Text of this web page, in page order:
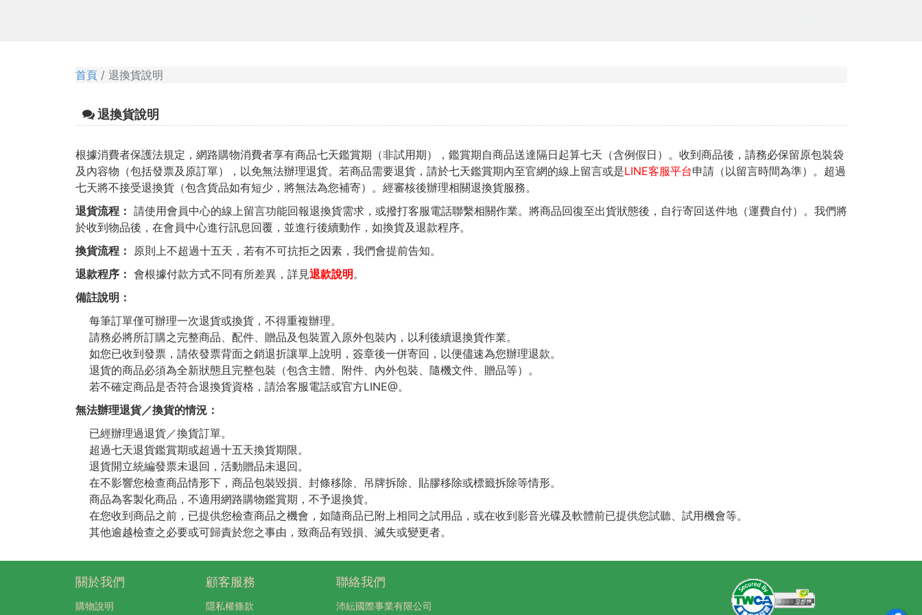
首頁 退換貨說明
退換貨說明
根據消費者保護法規定，網路購物消費者享有商品七天鑑賞期（非試用期），鑑賞期自商品送達隔日起算七天（含例假日）。收到商品後，請務必保留原包裝袋
及內容物（包括發票及原訂單），以免無法辦理退貨。若商品需要退貨，請於七天鑑賞期內至官網的線上留言或是LINE客服平台申請（以留言時間為準）。超過
七天將不接受退換貨（包含貨品如有短少，將無法為您補寄）。經審核後辦理相關退換貨服務。
退貨流程： 請使用會員中心的線上留言功能回報退換貨需求，或撥打客服電話聯繫相關作業。將商品回復至出貨狀態後，自行寄回送件地（運費自付）。我們將
於收到物品後，在會員中心進行訊息回覆，並進行後續動作，如換貨及退款程序。
換貨流程： 原則上不超過十五天，若有不可抗拒之因素，我們會提前告知。
退款程序： 會根據付款方式不同有所差異，詳見退款說明。
備註說明：
每筆訂單僅可辦理一次退貨或換貨，不得重複辦理。
請務必將所訂購之完整商品、配件、贈品及包裝置入原外包裝內，以利後續退換貨作業。
如您已收到發票，請依發票背面之銷退折讓單上說明，簽章後一併寄回，以便儘速為您辦理退款。
退貨的商品必須為全新狀態且完整包裝（包含主體、附件、內外包裝、隨機文件、贈品等）。
若不確定商品是否符合退換貨資格，請洽客服電話或官方LINE@。
無法辦理退貨／換貨的情況：
已經辦理過退貨／換貨訂單。
超過七天退貨鑑賞期或超過十五天換貨期限。
退貨開立統編發票未退回，活動贈品未退回。
在不影響您檢查商品情形下，商品包裝毀損、封條移除、吊牌拆除、貼膠移除或標籤拆除等情形。
商品為客製化商品，不適用網路購物鑑賞期，不予退換貨。
在您收到商品之前，已提供您檢查商品之機會，如隨商品已附上相同之試用品，或在收到影音光碟及軟體前已提供您試聽、試用機會等。
其他逾越檢查之必要或可歸責於您之事由，致商品有毀損、滅失或變更者。
關於我們
購物說明
顧客服務
隱私權條款
聯絡我們
沛紜國際事業有限公司